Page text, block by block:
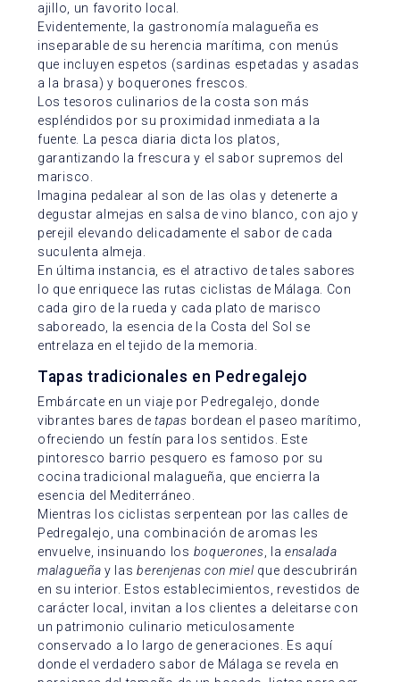
ajillo, un favorito local.
Evidentemente, la gastronomía malagueña es
inseparable de su herencia marítima, con menús
que incluyen espetos (sardinas espetadas y asadas
a la brasa) y boquerones frescos.
Los tesoros culinarios de la costa son más
espléndidos por su proximidad inmediata a la
fuente. La pesca diaria dicta los platos,
garantizando la frescura y el sabor supremos del
marisco.
Imagina pedalear al son de las olas y detenerte a
degustar almejas en salsa de vino blanco, con ajo y
perejil elevando delicadamente el sabor de cada
suculenta almeja.
En última instancia, es el atractivo de tales sabores
lo que enriquece las rutas ciclistas de Málaga. Con
cada giro de la rueda y cada plato de marisco
saboreado, la esencia de la Costa del Sol se
entrelaza en el tejido de la memoria.
Tapas tradicionales en Pedregalejo
Embárcate en un viaje por Pedregalejo, donde
vibrantes bares detapas bordean el paseo marítimo,
ofreciendo un festín para los sentidos. Este
pintoresco barrio pesquero es famoso por su
cocina tradicional malagueña, que encierra la
esencia del Mediterráneo.
Mientras los ciclistas serpentean por las calles de
Pedregalejo, una combinación de aromas les
envuelve, insinuando los boquerones, la ensalada
malagueña y lasberenjenas con miel que descubrirán
en su interior. Estos establecimientos, revestidos de
carácter local, invitan a los clientes a deleitarse con
un patrimonio culinario meticulosamente
conservado a lo largo de generaciones. Es aquí
donde el verdadero sabor de Málaga se revela en